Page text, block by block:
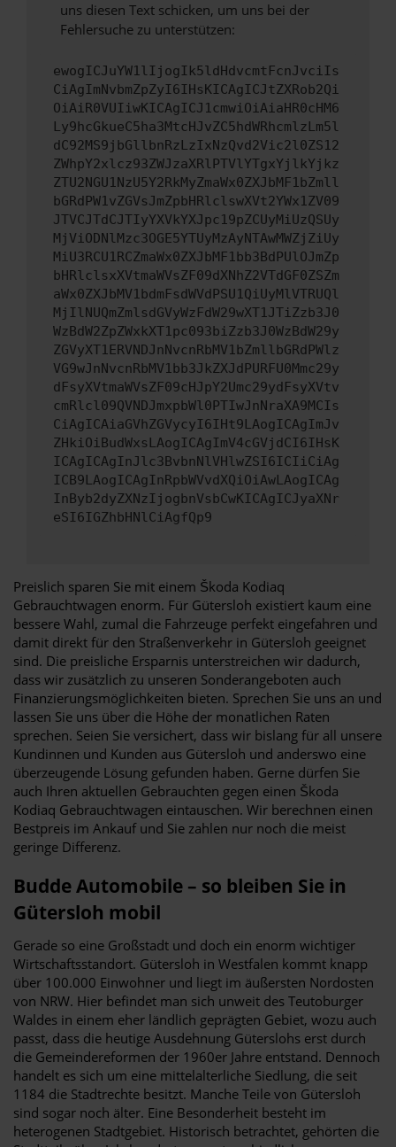
uns diesen Text schicken, um uns bei der
Fehlersuche zu unterstützen:
ewogICJuYW1lIjogIk5ldHdvcmtFcnJvciIs
CiAgImNvbmZpZyI6IHsKICAgICJtZXRob2Qi
OiAiR0VUIiwKICAgICJ1cmwiOiAiaHR0cHM6
Ly9hcGkueC5ha3MtcHJvZC5hdWRhcmlzLm5l
dC92MS9jbGllbnRzLzIxNzQvd2Vic2l0ZS12
ZWhpY2xlcz93ZWJzaXRlPTVlYTgxYjlkYjkz
ZTU2NGU1NzU5Y2RkMyZmaWx0ZXJbMF1bZmll
bGRdPW1vZGVsJmZpbHRlclswXVt2YWx1ZV09
JTVCJTdCJTIyYXVkYXJpc19pZCUyMiUzQSUy
MjViODNlMzc3OGE5YTUyMzAyNTAwMWZjZiUy
MiU3RCU1RCZmaWx0ZXJbMF1bb3BdPUlOJmZp
bHRlclsxXVtmaWVsZF09dXNhZ2VTdGF0ZSZm
aWx0ZXJbMV1bdmFsdWVdPSU1QiUyMlVTRUQl
MjIlNUQmZmlsdGVyWzFdW29wXT1JTiZzb3J0
WzBdW2ZpZWxkXT1pc093biZzb3J0WzBdW29y
ZGVyXT1ERVNDJnNvcnRbMV1bZmllbGRdPWlz
VG9wJnNvcnRbMV1bb3JkZXJdPURFU0Mmc29y
dFsyXVtmaWVsZF09cHJpY2Umc29ydFsyXVtv
cmRlcl09QVNDJmxpbWl0PTIwJnNraXA9MCIs
CiAgICAiaGVhZGVycyI6IHt9LAogICAgImJv
ZHkiOiBudWxsLAogICAgImV4cGVjdCI6IHsK
ICAgICAgInJlc3BvbnNlVHlwZSI6ICIiCiAg
ICB9LAogICAgInRpbWVvdXQiOiAwLAogICAg
InByb2dyZXNzIjogbnVsbCwKICAgICJyaXNr
eSI6IGZhbHNlCiAgfQp9
Preislich sparen Sie mit einem Škoda Kodiaq
Gebrauchtwagen enorm. Für Gütersloh existiert kaum eine
bessere Wahl, zumal die Fahrzeuge perfekt eingefahren und
damit direkt für den Straßenverkehr in Gütersloh geeignet
sind. Die preisliche Ersparnis unterstreichen wir dadurch,
dass wir zusätzlich zu unseren Sonderangeboten auch
Finanzierungsmöglichkeiten bieten. Sprechen Sie uns an und
lassen Sie uns über die Höhe der monatlichen Raten
sprechen. Seien Sie versichert, dass wir bislang für all unsere
Kundinnen und Kunden aus Gütersloh und anderswo eine
überzeugende Lösung gefunden haben. Gerne dürfen Sie
auch Ihren aktuellen Gebrauchten gegen einen Škoda
Kodiaq Gebrauchtwagen eintauschen. Wir berechnen einen
Bestpreis im Ankauf und Sie zahlen nur noch die meist
geringe Differenz.
Budde Automobile – so bleiben Sie in
Gütersloh mobil
Gerade so eine Großstadt und doch ein enorm wichtiger
Wirtschaftsstandort. Gütersloh in Westfalen kommt knapp
über 100.000 Einwohner und liegt im äußersten Nordosten
von NRW. Hier befindet man sich unweit des Teutoburger
Waldes in einem eher ländlich geprägten Gebiet, wozu auch
passt, dass die heutige Ausdehnung Güterslohs erst durch
die Gemeindereformen der 1960er Jahre entstand. Dennoch
handelt es sich um eine mittelalterliche Siedlung, die seit
1184 die Stadtrechte besitzt. Manche Teile von Gütersloh
sind sogar noch älter. Eine Besonderheit besteht im
heterogenen Stadtgebiet. Historisch betrachtet, gehörten die